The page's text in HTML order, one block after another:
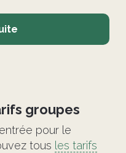
groupes
pour le
tous les tarifs